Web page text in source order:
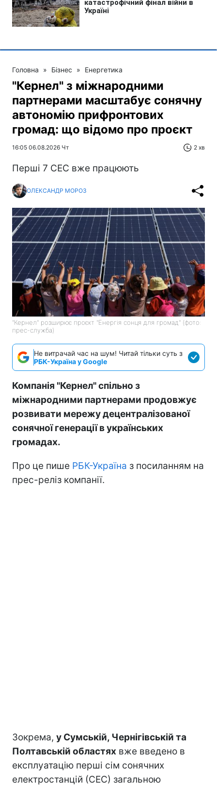
Головна » Бізнес » Енергетика
"Кернел" з міжнародними
партнерами масштабує сонячну
автономію прифронтових
громад: що відомо про проєкт
16:05 06.08.2026 Чт 2 хв
Перші 7 СЕС вже працюють
ОЛЕКСАНДР МОРОЗ
"Кернел" розширює проєкт "Енергія сонця для громад" (фото:
прес-служба)
Не витрачай час на шум! Читай тільки суть з
РБК-Україна у Google
Компанія "Кернел" спільно з
міжнародними партнерами продовжує
розвивати мережу децентралізованої
сонячної генерації в українських
громадах.
Про це пише РБК-Україна з посиланням на
прес-реліз компанії.
Зокрема, у Сумській, Чернігівській та
Полтавській областях вже введено в
експлуатацію перші сім сонячних
електростанцій (СЕС) загальною